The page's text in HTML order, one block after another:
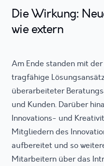
Die Wirkung:
wie extern
Am Ende standen mit
tragfähige
überarbeiteter
und Kunden. Darüber
Innovations- und
Mitgliedern des
aufbereitet und so
Mitarbeitern über das